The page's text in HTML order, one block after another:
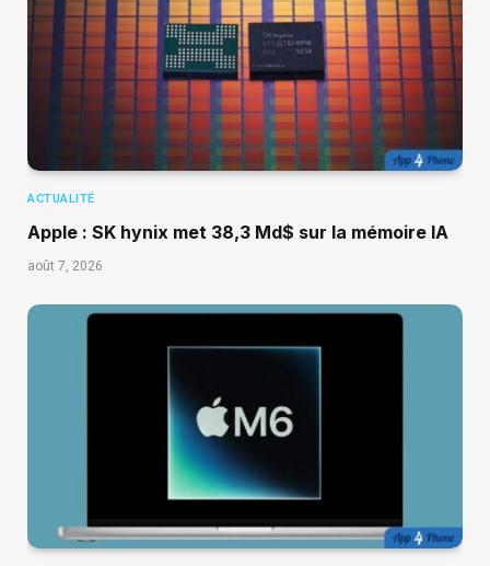
ACTUALITÉ
Apple : SK hynix met 38,3 Md$ sur la mémoire IA
août 7, 2026